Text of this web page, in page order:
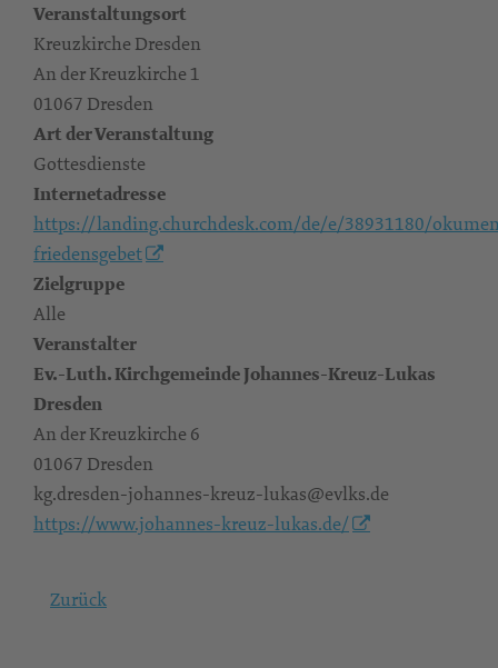
Veranstaltungsort
Kreuzkirche Dresden
An der Kreuzkirche 1
01067 Dresden
Art der Veranstaltung
Gottesdienste
Internetadresse
https://landing.churchdesk.com/de/e/38931180/
friedensgebet
Zielgruppe
Alle
Veranstalter
Ev.-Luth. Kirchgemeinde Johannes-Kreuz-Lukas
Dresden
An der Kreuzkirche 6
01067 Dresden
kg.dresden-johannes-kreuz-lukas@evlks.de
https://www.johannes-kreuz-lukas.de/
Zurück